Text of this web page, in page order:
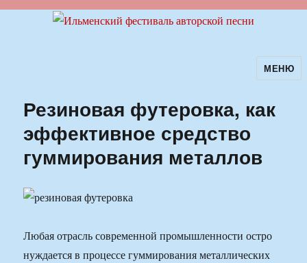
Ильменский фестиваль авторскойМЕНЮ
Резиновая футеровка, как
эффективное средство
гуммирования металлов
Любая отрасль современной промышленности остро
нуждается в процессе гуммирования металлических